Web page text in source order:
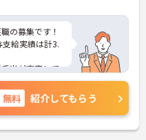
の募集です！
給実績は計3.
当が充実して
トなど、さら
にご相談くだ
無料 紹介してもらう